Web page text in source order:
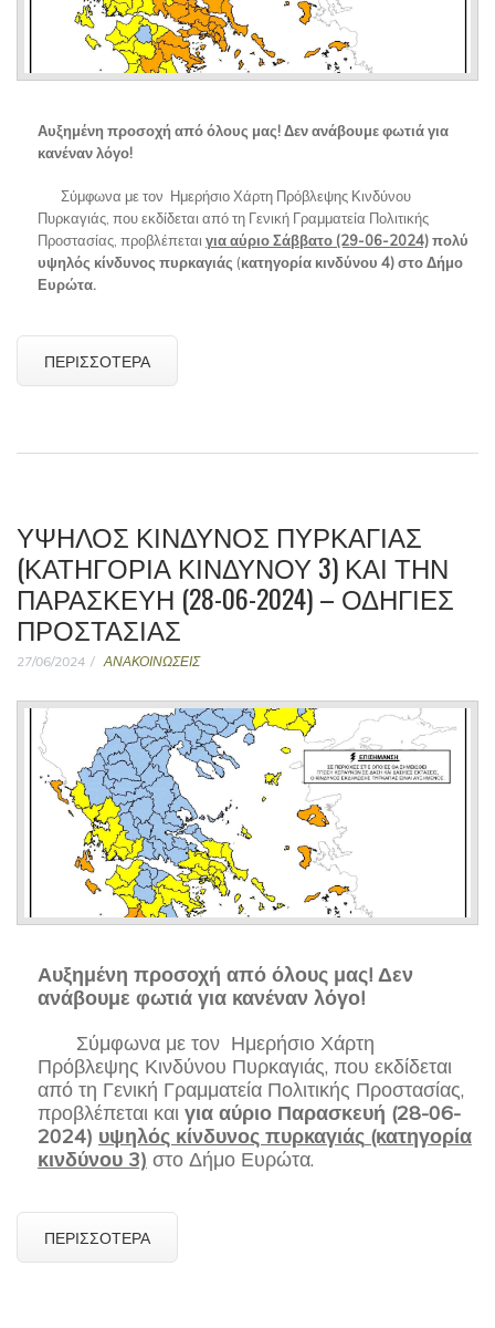
Αυξημένη προσοχή από όλους μας! Δεν ανάβουμε φωτιά για
κανέναν λόγο!
Σύμφωνα με τον Ημερήσιο Χάρτη Πρόβλεψης Κινδύνου
Πυρκαγιάς, που εκδίδεται από τη Γενική Γραμματεία Πολιτικής
Προστασίας, προβλέπεταιγιααύριο Σάββατο (29-06-2024)πολύ
υψηλός κίνδυνος πυρκαγιάς (κατηγορία κινδύνου 4)στο Δήμο
Ευρώτα.
ΠΕΡΙΣΣΌΤΕΡΑ
ΥΨΗΛΟΣ ΚΙΝΔΥΝΟΣ ΠΥΡΚΑΓΙΑΣ
(ΚΑΤΗΓΟΡΊΑ ΚΙΝΔΎΝΟΥ 3) ΚΑΙ ΤΗΝ
ΠΑΡΑΣΚΕΥΉ (28-06-2024) – ΟΔΗΓΊΕΣ
ΠΡΟΣΤΑΣΊΑΣ
27/06/2024 ΑΝΑΚΟΙΝΩΣΕΙΣ
Αυξημένη προσοχή από όλους μας! Δεν
ανάβουμε φωτιά για κανέναν λόγο!
Σύμφωνα με τον Ημερήσιο Χάρτη
Πρόβλεψης Κινδύνου Πυρκαγιάς, που εκδίδεται
από τη Γενική Γραμματεία Πολιτικής Προστασίας,
προβλέπεται και για αύριο Παρασκευή (28-06-
2024) υψηλός κίνδυνος πυρκαγιάς (κατηγορία
κινδύνου 3) στο Δήμο Ευρώτα.
ΠΕΡΙΣΣΌΤΕΡΑ